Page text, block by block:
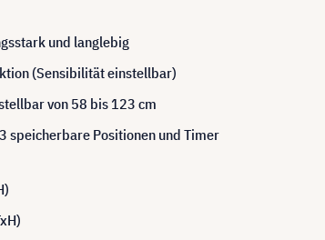
und langlebig
(Sensibilität einstellbar)
von 58 bis 123 cm
speicherbare Positionen und Timer